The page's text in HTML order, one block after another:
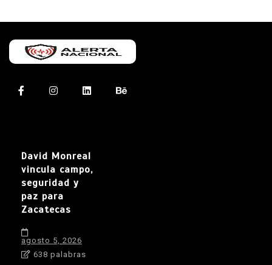
David Monreal
vincula campo,
seguridad y
paz para
Zacatecas
agosto 5, 2026
638 palabras